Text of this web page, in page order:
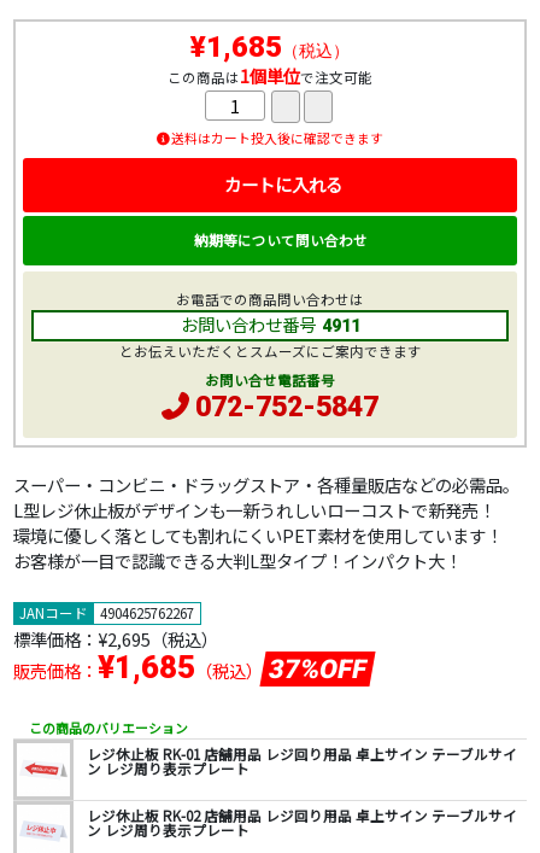
スーパー・コンビニ・ドラッグストア・各種量販店などの必需品。
L型レジ休止板がデザインも一新うれしいローコストで新発売！
環境に優しく落としても割れにくいPET素材を使用しています！
お客様が一目で認識できる大判L型タイプ！インパクト大！
JANコード 4904625762267
標準価格： ¥2,695 （税込）
販売価格： ¥1,685 （税込） 37%OFF
この商品のバリエーション
レジ休止板 RK-01 店舗用品 レジ回り用品 卓上サイン テーブルサイ
ン レジ周り表示プレート
レジ休止板 RK-02 店舗用品 レジ回り用品 卓上サイン テーブルサイ
ン レジ周り表示プレート
¥1,685 （税込）
この商品は1個単位で注文可能
送料はカート投入後に確認できます
カートに入れる
納期等について問い合わせ
お電話での商品問い合わせは
お問い合わせ番号 4911
とお伝えいただくとスムーズにご案内できます
お問い合せ電話番号
072-752-5847